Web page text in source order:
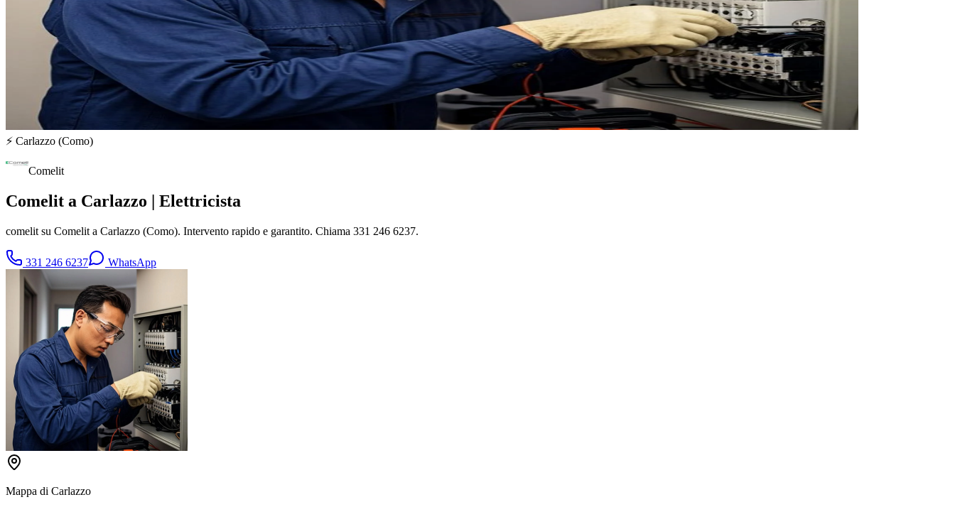
⚡ Carlazzo (Como)
Comelit
Comelit a Carlazzo | Elettricista
comelit su Comelit a Carlazzo (Como). Intervento rapido e garantito. Chiama 331 246 6237.
331 246 6237 WhatsApp
Mappa di Carlazzo